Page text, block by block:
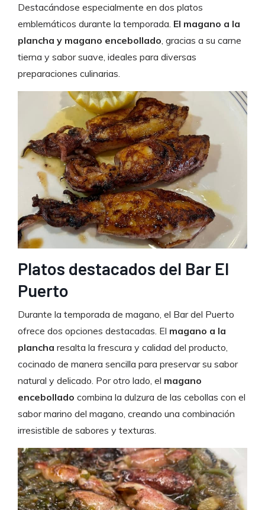
Destacándose especialmente en dos platos
emblemáticos durante la temporada. El magano a la
plancha y magano encebollado , gracias a su carne
tierna y sabor suave, ideales para diversas
preparaciones culinarias.
Platos destacados del Bar El
Puerto
Durante la temporada de magano, el Bar del Puerto
ofrece dos opciones destacadas. El magano a la
plancha resalta la frescura y calidad del producto,
cocinado de manera sencilla para preservar su sabor
natural y delicado. Por otro lado, el magano
encebollado combina la dulzura de las cebollas con el
sabor marino del magano, creando una combinación
irresistible de sabores y texturas.